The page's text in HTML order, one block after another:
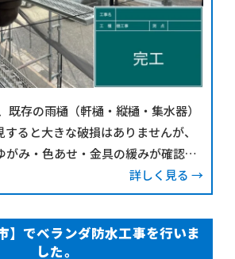
ると大きな破損はありませんが、
がみ・色あせ・金具の緩みが確認で
でおり、樋の接合部に微細
詳しく見る →
】でベランダ防水工事を行いま
した。